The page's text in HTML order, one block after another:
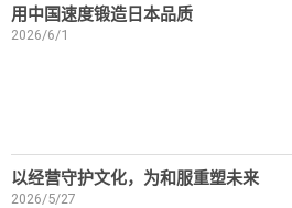
用中国速度锻造日本品质
2026/6/1
以经营守护文化，为和服重塑未来
2026/5/27